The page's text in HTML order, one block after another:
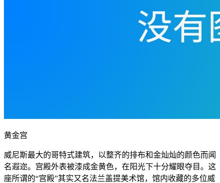
黄金宫
威尼斯最大的哥特式建筑，以整齐的排布和金灿灿的颜色而闻
名遐迩。宫殿外表被漆成金黄色，在阳光下十分耀眼夺目。这
座所谓的“宫殿”其实又名法兰盖提美术馆，馆内收藏的多位威